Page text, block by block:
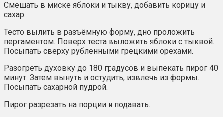
Смешать в миске яблоки и тыкву, добавить корицу и
сахар.
Тесто вылить в разъёмную форму, дно проложить
пергаментом. Поверх теста выложить яблоки с тыквой.
Посыпать сверху рубленными грецкими орехами.
Разогреть духовку до 180 градусов и выпекать пирог 40
минут. Затем вынуть и остудить, извлечь из формы.
Посыпать сахарной пудрой.
Пирог разрезать на порции и подавать.